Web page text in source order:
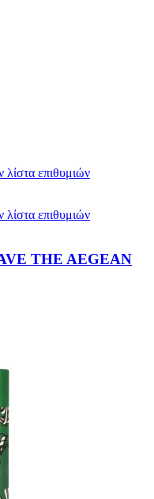
επιθυμιών
επιθυμιών
THE AEGEAN